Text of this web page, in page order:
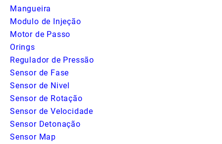
Mangueira
Modulo de Injeção
Motor de Passo
Orings
Regulador de Pressão
Sensor de Fase
Sensor de Nivel
Sensor de Rotação
Sensor de Velocidade
Sensor Detonação
Sensor Map